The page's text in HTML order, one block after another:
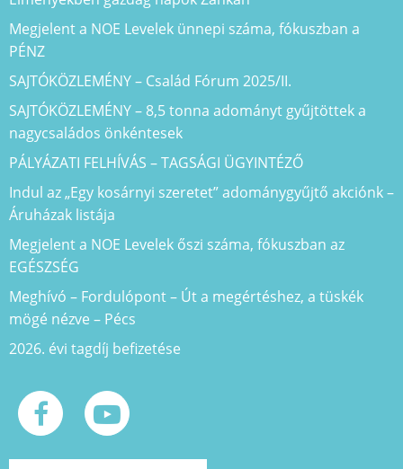
Megjelent a NOE Levelek ünnepi száma, fókuszban a
PÉNZ
SAJTÓKÖZLEMÉNY – Család Fórum 2025/II.
SAJTÓKÖZLEMÉNY – 8,5 tonna adományt gyűjtöttek a
nagycsaládos önkéntesek
PÁLYÁZATI FELHÍVÁS – TAGSÁGI ÜGYINTÉZŐ
Indul az „Egy kosárnyi szeretet” adománygyűjtő akciónk –
Áruházak listája
Megjelent a NOE Levelek őszi száma, fókuszban az
EGÉSZSÉG
Meghívó – Fordulópont – Út a megértéshez, a tüskék
mögé nézve – Pécs
2026. évi tagdíj befizetése